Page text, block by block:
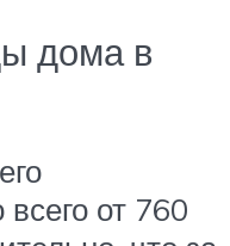
дома в
от 760